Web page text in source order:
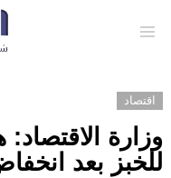
اقتصاد
وزارة
للخبز بعد